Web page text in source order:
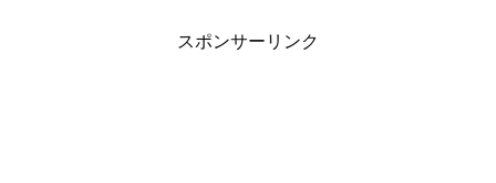
スポンサーリンク